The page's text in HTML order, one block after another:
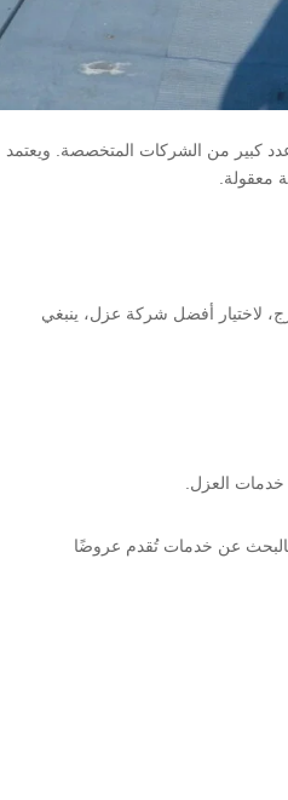
كبير من الشركات المتخصصة. ويعتمد
معقولة.
لاختيار أفضل شركة عزل، ينبغي
خدمات العزل.
بالبحث عن خدمات تُقدم عروضًا